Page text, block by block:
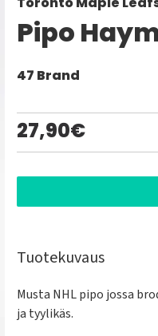
Pipo
47 Brand
27,90€
Tuotekuvaus
Musta NHL pipo jossa
ja tyylikäs.